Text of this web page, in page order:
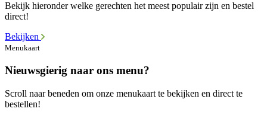
Bekijk hieronder welke gerechten het meest populair zijn en bestel
direct!
Bekijken
Menukaart
Nieuwsgierig naar ons menu?
Scroll naar beneden om onze menukaart te bekijken en direct te
bestellen!